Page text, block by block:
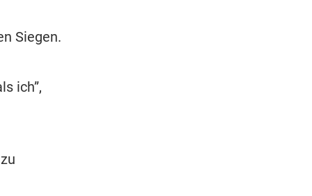
Siegen.
ich”,